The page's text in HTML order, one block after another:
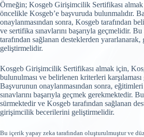
Örneğin; Kosgeb Girişimcilik Sertifikası
öncelikle Kosgeb’e başvuruda bulunmalıdır.
onaylanmasından sonra, Kosgeb tarafından
ve sertifika sınavlarını başarıyla geçmelidir.
tarafından sağlanan desteklerden
geliştirmelidir.
Kosgeb Girişimcilik Sertifikası almak için,
bulunulması ve belirlenen kriterleri
Başvurunun onaylanmasından sonra,
sınavlarını başarıyla geçmek gerekmektedir.
sürmektedir ve Kosgeb tarafından sağlanan
girişimcilik becerilerini geliştirmelidir.
Bu içerik yapay zeka tarafından oluşturulmuştur ve